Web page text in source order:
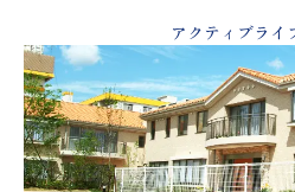
アクティブライ